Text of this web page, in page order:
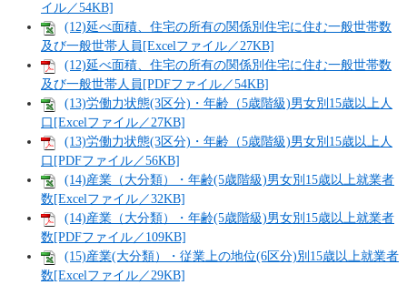
イル／54KB]
(12)延べ面積、住宅の所有の関係別住宅に住む一般世帯数
及び一般世帯人員[Excelファイル／27KB]
(12)延べ面積、住宅の所有の関係別住宅に住む一般世帯数
及び一般世帯人員[PDFファイル／54KB]
(13)労働力状態(3区分)・年齢（5歳階級)男女別15歳以上人
口[Excelファイル／27KB]
(13)労働力状態(3区分)・年齢（5歳階級)男女別15歳以上人
口[PDFファイル／56KB]
(14)産業（大分類）・年齢(5歳階級)男女別15歳以上就業者
数[Excelファイル／32KB]
(14)産業（大分類）・年齢(5歳階級)男女別15歳以上就業者
数[PDFファイル／109KB]
(15)産業(大分類）・従業上の地位(6区分)別15歳以上就業者
数[Excelファイル／29KB]